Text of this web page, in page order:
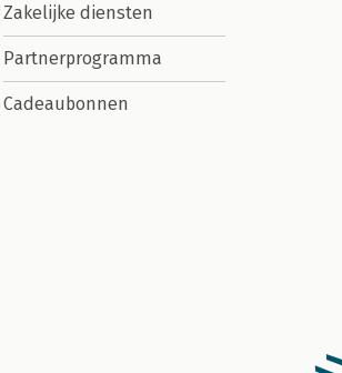
Zakelijke diensten
Partnerprogramma
Cadeaubonnen